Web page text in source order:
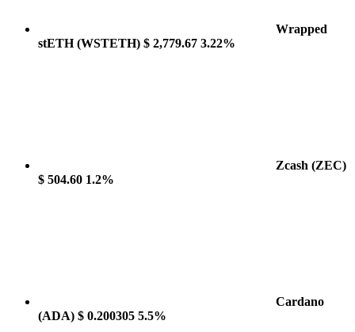
Wrapped
stETH(WSTETH) $ 2,779.67 3.22%
Zcash (ZEC)
$ 504.60 1.2%
Cardano
(ADA) $ 0.200305 5.5%